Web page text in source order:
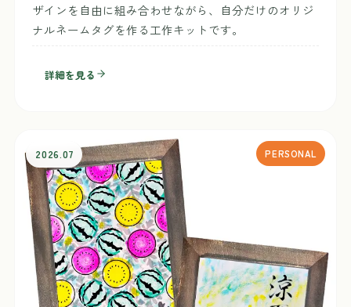
ザインを自由に組み合わせながら、自分だけのオリジ
ナルネームタグを作る工作キットです。
詳細を見る
2026.07 PERSONAL